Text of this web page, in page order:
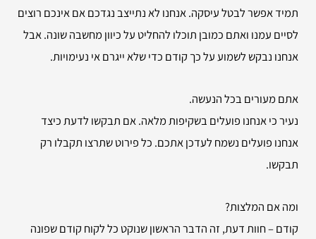
תמיד אפשר לבטל עיסקה. אנחנו לא נתייצב נגדכם אם אינכם רוצים
לסיים עמנו ואתם כמובן תוכלו להחליט על כיוון מחשבה שונה. אבל
אנחנו נבקש לשמוע על כך קודם כדי שלא ייגרם אי נעימויות.
אתם מעורים בכל הנעשה.
נעיר כי אנחנו פועלים בשקיפות מלאה. אם תבקשו לדעת כיצד
אנחנו פועלים נשמח לעדכן אתכם. כל פירוט שתרצו תקבלו רק
תבקשו.
ומה אם המלצות?
קודם – חוות דעת, זה הדבר הראשון שנוקט כל לקוח קודם שפונה